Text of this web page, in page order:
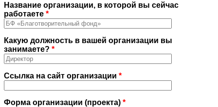
Название организации, в которой вы сейчас
работаете *
Какую должность в вашей организации вы
занимаете? *
Ссылка на сайт организации *
Форма организации (проекта) *